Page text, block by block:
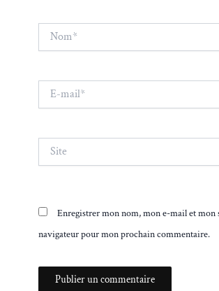
Nom*
mail*
Site
Enregistrer mon nom, mon e-mail et mon
navigateur pour mon prochain commentaire.